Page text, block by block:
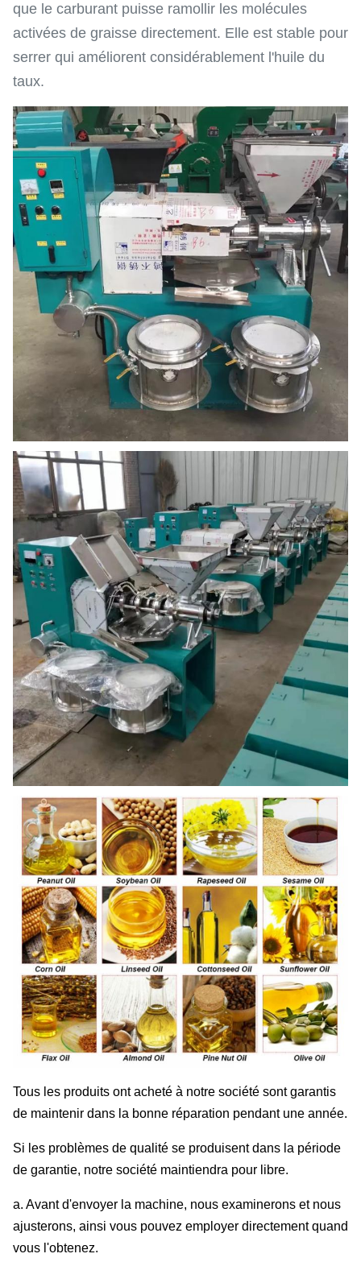
que le carburant puisse ramollir les molécules
activées de graisse directement. Elle est stable pour
serrer qui améliorent considérablement l'huile du
taux.
Tous les produits ont acheté à notre société sont garantis
de maintenir dans la bonne réparation pendant une année.
Si les problèmes de qualité se produisent dans la période
de garantie, notre société maintiendra pour libre.
a. Avant d'envoyer la machine, nous examinerons et nous
ajusterons, ainsi vous pouvez employer directement quand
vous l'obtenez.